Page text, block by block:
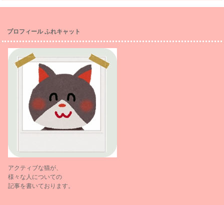
プロフィール ふれキャット
アクティブな猫が、
様々な人についての
記事を書いております。